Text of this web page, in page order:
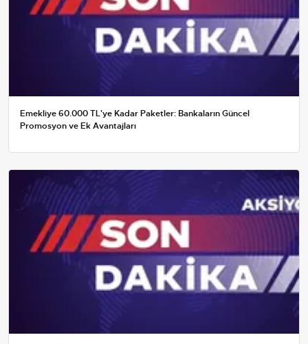
Emekliye 60.000 TL'ye Kadar Paketler: Bankaların Güncel
Promosyon ve Ek Avantajları